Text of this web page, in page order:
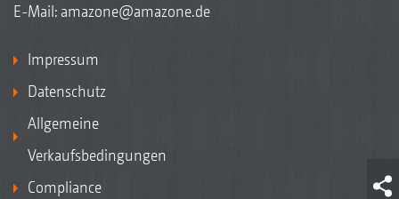
E-Mail: amazone@amazone.de
Impressum
Datenschutz
Allgemeine
Verkaufsbedingungen
Compliance